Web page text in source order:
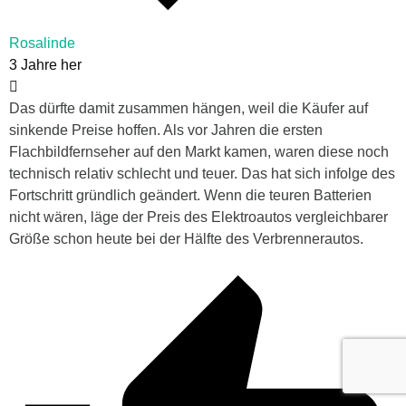
Rosalinde
3 Jahre her
Das dürfte damit zusammen hängen, weil die Käufer auf
sinkende Preise hoffen. Als vor Jahren die ersten
Flachbildfernseher auf den Markt kamen, waren diese noch
technisch relativ schlecht und teuer. Das hat sich infolge des
Fortschritt gründlich geändert. Wenn die teuren Batterien
nicht wären, läge der Preis des Elektroautos vergleichbarer
Größe schon heute bei der Hälfte des Verbrennerautos.